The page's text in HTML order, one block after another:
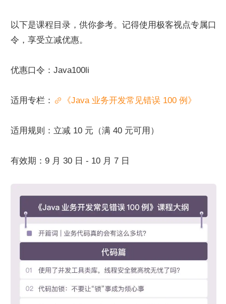
以下是课程目录，供你参考。记得使用极客视点专属口
令，享受立减优惠。
优惠口令：Java100li
适用专栏： 《Java 业务开发常见错误 100 例》
适用规则：立减 10 元（满 40 元可用）
有效期：9 月 30 日 - 10 月 7 日